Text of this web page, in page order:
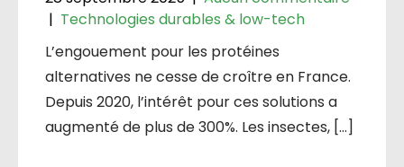
| Technologies durables & low-tech
L’engouement pour les protéines
alternatives ne cesse de croître en France.
Depuis 2020, l’intérêt pour ces solutions a
augmenté de plus de 300%. Les insectes, […]